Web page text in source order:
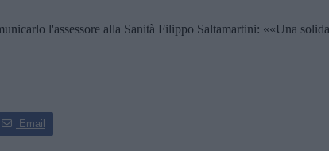
l'assessore alla Sanità Filippo Saltamartini: ««Una
Email